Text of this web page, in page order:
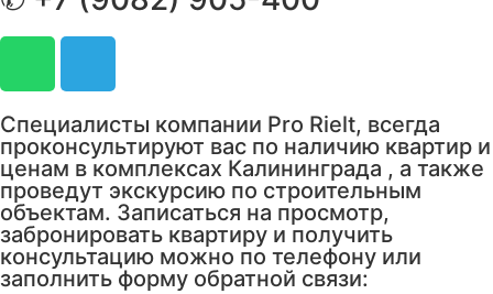
Специалисты компании Pro Rielt, всегда
проконсультируют вас по наличию квартир и
ценам в комплексах Калининграда , а также
проведут экскурсию по строительным
объектам. Записаться на просмотр,
забронировать квартиру и получить
консультацию можно по телефону или
заполнить форму обратной связи: